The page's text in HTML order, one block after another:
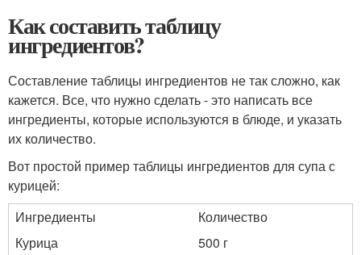
Как составить таблицу
ингредиентов?
Составление таблицы ингредиентов не так сложно, как
кажется. Все, что нужно сделать - это написать все
ингредиенты, которые используются в блюде, и указать
их количество.
Вот простой пример таблицы ингредиентов для супа с
курицей:
Ингредиенты
Количество
Курица
500 г